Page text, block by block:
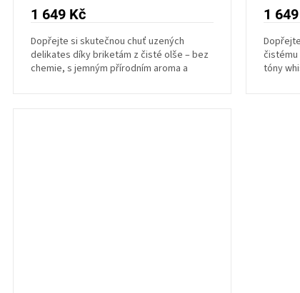
1 649 Kč
Dopřejte si skutečnou chuť uzených
delikates díky briketám z čisté olše – bez
chemie, s jemným přírodním aroma a
1
tóny